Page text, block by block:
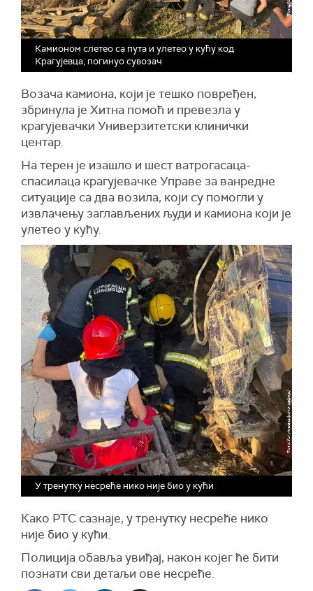
Камионом слетео са пута и улетео у кућу код
Крагујевца, погинуо сувозач
Возача камиона, који је тешко повређен,
збринула је Хитна помоћ и превезла у
крагујевачки Универзитетски клинички
центар.
На терен је изашло и шест ватрогасаца-
спасилаца крагујевачке Управе за ванредне
ситуације са два возила, који су помогли у
извлачењу заглављених људи и камиона који је
улетео у кућу.
У тренутку несреће нико није био у кући
Како РТС сазнаје, у тренутку несреће нико
није био у кући.
Полиција обавља увиђај, након којег ће бити
познати сви детаљи ове несреће.